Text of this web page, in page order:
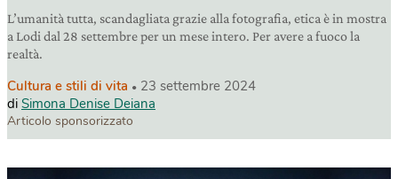
L’umanità tutta, scandagliata grazie alla fotografia, etica è in mostra
a Lodi dal 28 settembre per un mese intero. Per avere a fuoco la
realtà.
Cultura e stili di vita
23 settembre 2024
di Simona Denise Deiana
Articolo sponsorizzato